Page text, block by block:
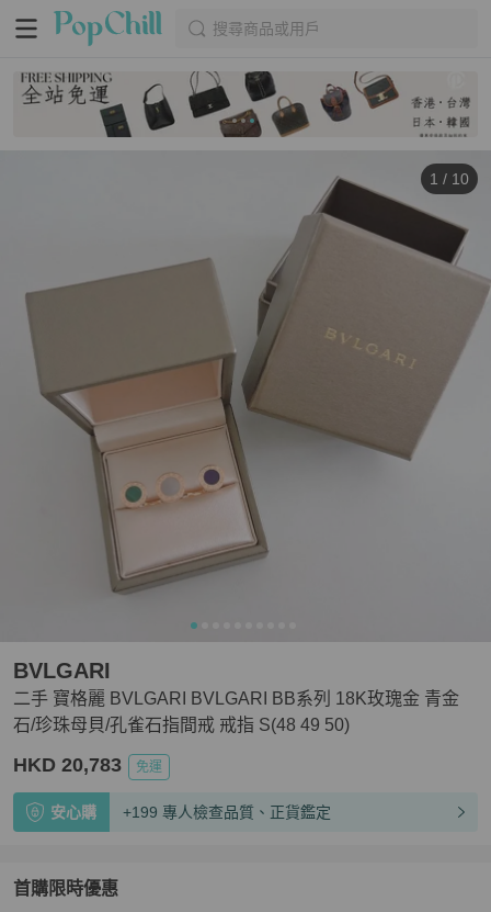
搜尋商品或用戶
1 / 10
二手 寶格麗 BVLGARI BVLGARI BB系列 18K玫瑰金 青金
石/珍珠母貝/孔雀石指間戒 戒指 S(48 49 50)
BVLGARI
HKD 20,783 免運
安心購 +199 專人檢查品質、正貨鑑定
首購限時優惠